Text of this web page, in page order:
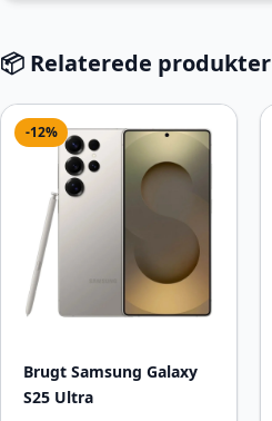
📦 Relaterede produkter
-12%
Brugt Samsung Galaxy
S25 Ultra